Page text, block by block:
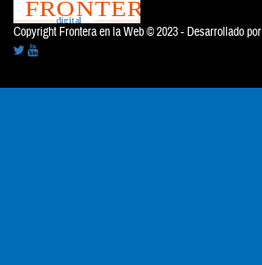
Copyright Frontera en la Web © 2023 - Desarrollado por